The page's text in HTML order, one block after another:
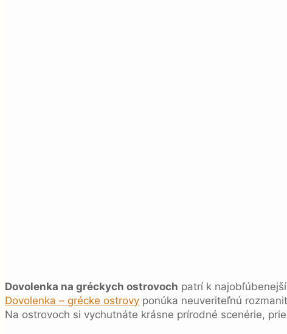
Dovolenka na gréckych ostrovoch patrí k
Dovolenka – grécke ostrovy ponúka neuveriteľnú
Na ostrovoch si vychutnáte krásne prírodné scenérie,